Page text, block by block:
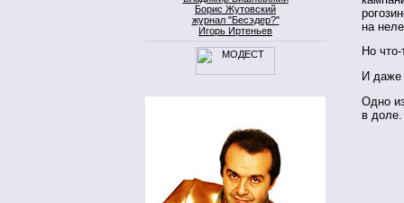
Борис Жутовский
журнал "Бесэдер?"
Игорь Иртеньев
на
Но
И даже
Одно
в доле.